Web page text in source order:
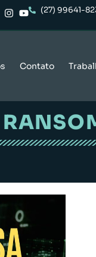
(27) 99641-
Contato